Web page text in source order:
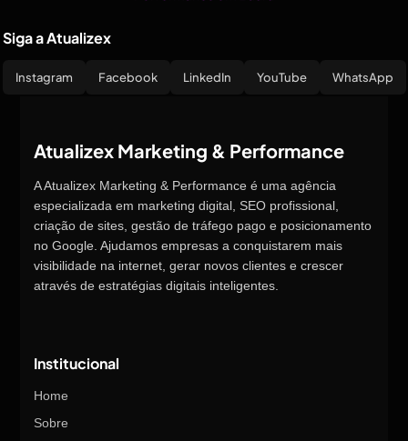
Siga a Atualizex
Instagram Facebook LinkedIn YouTube WhatsApp
Atualizex Marketing & Performance
A Atualizex Marketing & Performance é uma agência
especializada em marketing digital, SEO profissional,
criação de sites, gestão de tráfego pago e posicionamento
no Google. Ajudamos empresas a conquistarem mais
visibilidade na internet, gerar novos clientes e crescer
através de estratégias digitais inteligentes.
Institucional
Home
Sobre